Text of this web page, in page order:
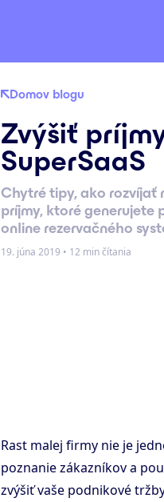
Domov blogu
Zvýšiť
SuperSaaS
Chytré tipy, ako rozvíjať
príjmy, ktoré generujete
online rezervačného
19. júna 2019 • 12 min čítania
Rast malej firmy nie je
poznanie zákazníkov a
zvýšiť vaše podnikové